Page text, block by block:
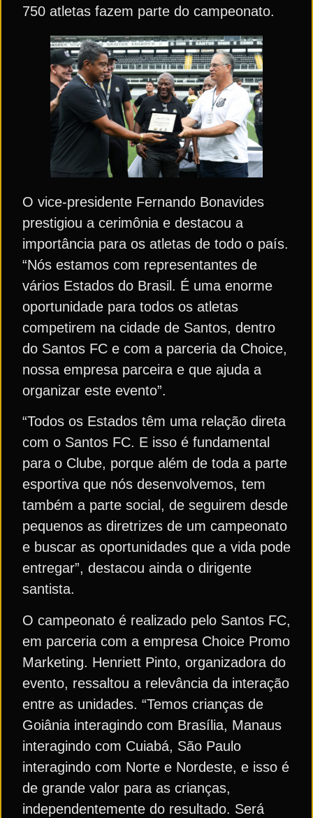
750 atletas fazem parte do campeonato.
O vice-presidente Fernando Bonavides
prestigiou a cerimônia e destacou a
importância para os atletas de todo o país.
“Nós estamos com representantes de
vários Estados do Brasil. É uma enorme
oportunidade para todos os atletas
competirem na cidade de Santos, dentro
do Santos FC e com a parceria da Choice,
nossa empresa parceira e que ajuda a
organizar este evento”.
“Todos os Estados têm uma relação direta
com o Santos FC. E isso é fundamental
para o Clube, porque além de toda a parte
esportiva que nós desenvolvemos, tem
também a parte social, de seguirem desde
pequenos as diretrizes de um campeonato
e buscar as oportunidades que a vida pode
entregar”, destacou ainda o dirigente
santista.
O campeonato é realizado pelo Santos FC,
em parceria com a empresa Choice Promo
Marketing. Henriett Pinto, organizadora do
evento, ressaltou a relevância da interação
entre as unidades. “Temos crianças de
Goiânia interagindo com Brasília, Manaus
interagindo com Cuiabá, São Paulo
interagindo com Norte e Nordeste, e isso é
de grande valor para as crianças,
independentemente do resultado. Será